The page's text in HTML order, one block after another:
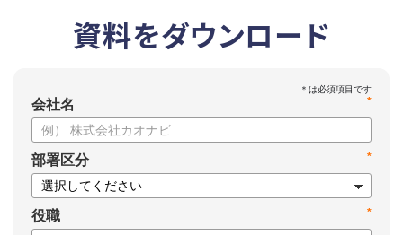
資料をダウンロード
*
会社名
*
部署区分
*
役職